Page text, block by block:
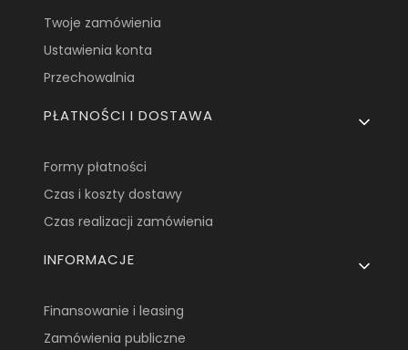
Twoje zamówienia
Ustawienia konta
Przechowalnia
PŁATNOŚCI I DOSTAWA
Formy płatności
Czas i koszty dostawy
Czas realizacji zamówienia
INFORMACJE
Finansowanie i leasing
Zamówienia publiczne